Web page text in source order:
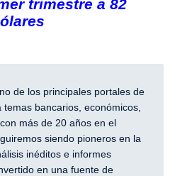
trimestre a 82
de los principales portales de
bancarios, económicos,
más de 20 años en el
siendo pioneros en la
inéditos e informes
en una fuente de